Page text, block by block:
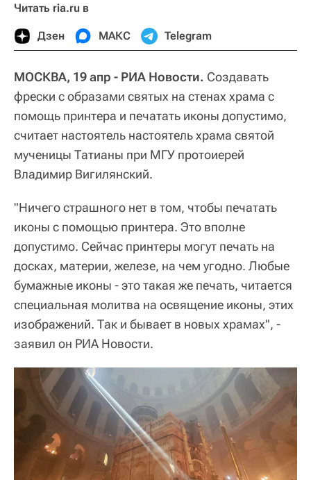
Читать ria.ru в
Дзен МАКС Telegram
МОСКВА, 19 апр - РИА Новости. Создавать
фрески с образами святых на стенах храма с
помощь принтера и печатать иконы допустимо,
считает настоятель настоятель храма святой
мученицы Татианы при МГУ протоиерей
Владимир Вигилянский.
"Ничего страшного нет в том, чтобы печатать
иконы с помощью принтера. Это вполне
допустимо. Сейчас принтеры могут печать на
досках, материи, железе, на чем угодно. Любые
бумажные иконы - это такая же печать, читается
специальная молитва на освящение иконы, этих
изображений. Так и бывает в новых храмах", -
заявил он РИА Новости.